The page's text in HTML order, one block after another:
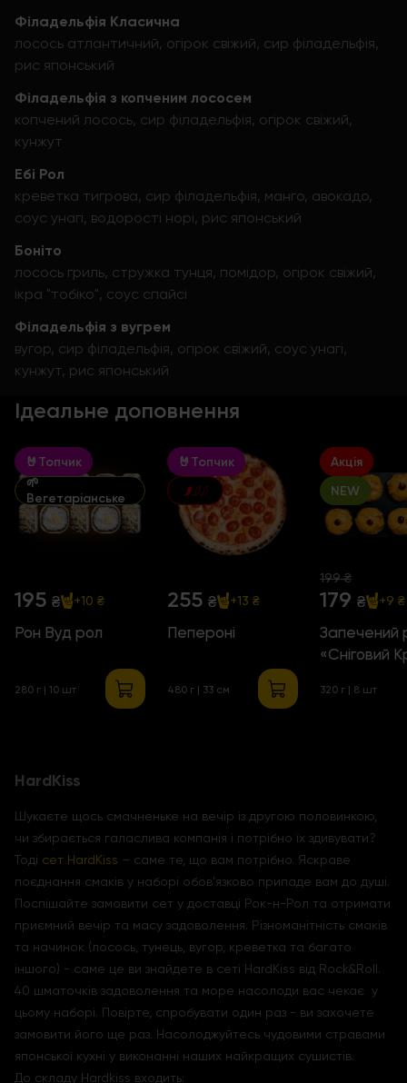
Філадельфія Класична
лосось атлантичний, огірок свіжий, сир філадельфія,
рис японський
Філадельфія з копченим лососем
копчений лосось, сир філадельфія, огірок свіжий,
кунжут
Ебі Рол
креветка тигрова, сир філадельфія, манго, авокадо,
соус унагі, водорості норі, рис японський
Боніто
лосось гриль, стружка тунця, помідор, огірок свіжий,
ікра "тобіко", соус спайсі
Філадельфія з вугрем
вугор, сир філадельфія, огірок свіжий, соус унагі,
кунжут, рис японський
Ідеальне доповнення
🤘Топчик
🌱
Вегетаріанське
195 ₴ +10 ₴
Рон Вуд рол
280 г | 10 шт
🤘Топчик
255 ₴ +13 ₴
Пепероні
480 г | 33 см
Акція
NEW
199 ₴
179 ₴ +9 ₴
Запечений
«Сніговий
320 г | 8 шт
HardKiss
Шукаєте щось смачненьке на вечір із другою половинкою,
чи збирається галаслива компанія і потрібно їх здивувати?
Тоді сет HardKiss – саме те, що вам потрібно. Яскраве
поєднання смаків у наборі обов'язково припаде вам до душі.
Поспішайте замовити сет у доставці Рок-н-Рол та отримати
приємний вечір та масу задоволення. Різноманітність смаків
та начинок (лосось, тунець, вугор, креветка та багато
іншого) - саме це ви знайдете в сеті HardKiss від Rock&Roll.
40 шматочків задоволення та море насолоди вас чекає у
цьому наборі. Повірте, спробувати один раз - ви захочете
замовити його ще раз. Насолоджуйтесь чудовими стравами
японської кухні у виконанні наших найкращих сушистів.
До складу Hardkiss входить: